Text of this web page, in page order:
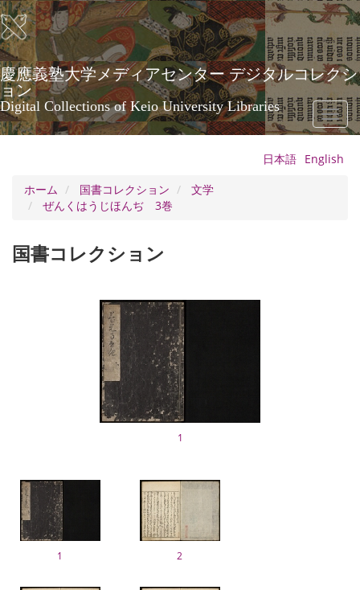
メ
イ
ン
コ
ン
テ
ン
ツ
に
慶應義塾大学メディアセンター デジタルコレクシ
ョン
Digital Collections of Keio University Libraries
Toggle
日本語 English
ホーム
国書コレクション
文学
ぜんくはうじほんぢ 3巻
国書コレクション
1
1 2